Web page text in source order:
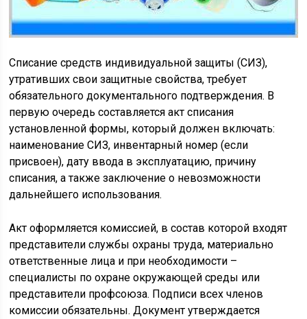
Списание средств индивидуальной защиты (СИЗ),
утративших свои защитные свойства, требует
обязательного документального подтверждения. В
первую очередь составляется акт списания
установленной формы, который должен включать:
наименование СИЗ, инвентарный номер (если
присвоен), дату ввода в эксплуатацию, причину
списания, а также заключение о невозможности
дальнейшего использования.
Акт оформляется комиссией, в состав которой входят
представители службы охраны труда, материально
ответственные лица и при необходимости –
специалисты по охране окружающей среды или
представители профсоюза. Подписи всех членов
комиссии обязательны. Документ утверждается